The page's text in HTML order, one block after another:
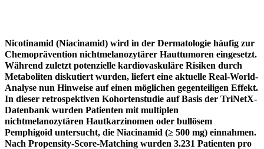
Nicotinamid (Niacinamid) wird in der Dermatologie häufig zur
Chemoprävention nichtmelanozytärer Hauttumoren eingesetzt.
Während zuletzt potenzielle kardiovaskuläre Risiken durch
Metaboliten diskutiert wurden, liefert eine aktuelle Real-World-
Analyse nun Hinweise auf einen möglichen gegenteiligen Effekt.
In dieser retrospektiven Kohortenstudie auf Basis der TriNetX-
Datenbank wurden Patienten mit multiplen
nichtmelanozytären Hautkarzinomen oder bullösem
Pemphigoid untersucht, die Niacinamid (≥ 500 mg) einnahmen.
Nach Propensity-Score-Matching wurden 3.231 Patienten pro